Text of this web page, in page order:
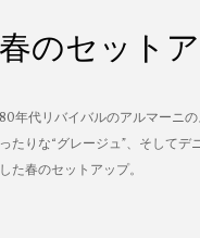
春のセット
80年代リバイバルのアルマーニ
ったりな“グレージュ”、そしてデ
した春のセットアップ。